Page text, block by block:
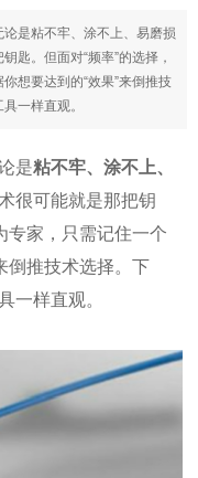
是粘不牢、涂不上、易磨损
匙。但面对“频率”的选择，
想要达到的“效果”来倒推技
一样直观。
是粘不牢、涂不上、
很可能就是那把钥
专家，只需记住一个
倒推技术选择。下
一样直观。